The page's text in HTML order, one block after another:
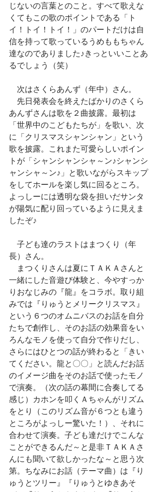
じないの言葉とのこと。すべて歌えな
くてもこの歌のポイントである「ト
イ！トイ！トイ！」のパートだけは自
信を持って歌っているうめももちゃん
達なのでありました♪きっといいことあ
るでしょう（笑）
次はさくらあんず（年中）さん。
先日発表会を終えたばかりのさくら
あんずさんは歌を２曲披露。最初は
「世界中のこどもたちが」を歌い、次
に「クリスマスシャンシャン」という
歌を披露。これまた可愛らしいポイン
トが「シャンシャンシャ～ン♪シャンシ
ャンシャ～ン♪」と歌いながらスキップ
をしてホールを楽し気に回るところ。
よっしーには透明な袋を担いだサンタ
が陽気に配り回っているように見えま
したぞ♪
子ども達のラストはまつくり（年
長）さん。
まつくりさんは夏にＴＡＫＡさんと
一緒にした音遊び体験と、今やすっか
りおなじみの『龍』をコラボ。取り組
みでは『りゅうとメリークリスマス』
という６つのオムニバスのお話を自分
たちで創作し、そのお話の効果音をい
ろんなモノを使って自分で作りだし、
さらにはひとつの話が終わると「きい
てください。龍と〇〇」と読んだお話
のイメージ曲をそのお話で使ったモノ
で演奏。（次の話の幕間に合奏してる
感じ）カホンを叩くＡちゃんがリズム
をとり（このリズム音が６つとも違う
ところがよっしー驚いた！）、それに
合わせて演奏。子ども達だけでこんな
ことができるんだ～と是非ＴＡＫＡさ
んにも聞いて欲しかったな～と思う次
第。ちなみにお話（テーマ曲）は『り
ゅうとツリー』『りゅうとゆきあそ